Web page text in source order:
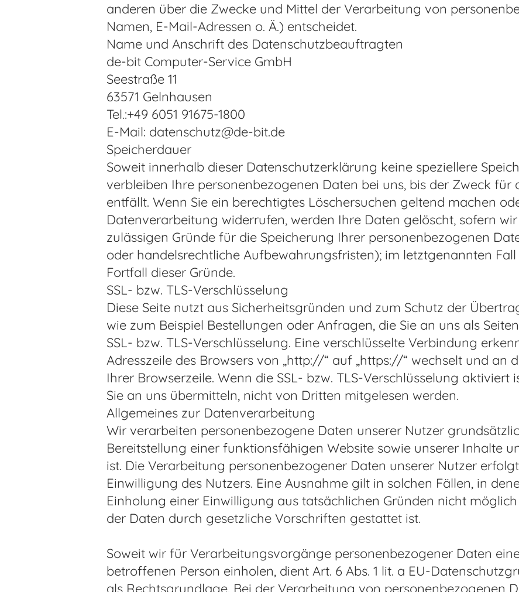
anderen über die Zwecke und Mittel der Verarbeitung von
Namen, E-Mail-Adressen o. Ä.) entscheidet.
Name und Anschrift des Datenschutzbeauftragten
de-bit Computer-Service GmbH
Seestraße 11
63571 Gelnhausen
Tel.:+49 6051 91675-1800
E-Mail: datenschutz@de-bit.de
Speicherdauer
Soweit innerhalb dieser Datenschutzerklärung keine speziellere
verbleiben Ihre personenbezogenen Daten bei uns, bis der Zweck für
entfällt. Wenn Sie ein berechtigtes Löschersuchen geltend machen
Datenverarbeitung widerrufen, werden Ihre Daten gelöscht, sofern
zulässigen Gründe für die Speicherung Ihrer personenbezogenen
oder handelsrechtliche Aufbewahrungsfristen); im letztgenannten
Fortfall dieser Gründe.
SSL- bzw. TLS-Verschlüsselung
Diese Seite nutzt aus Sicherheitsgründen und zum Schutz der
wie zum Beispiel Bestellungen oder Anfragen, die Sie an uns als
SSL- bzw. TLS-Verschlüsselung. Eine verschlüsselte Verbindung
Adresszeile des Browsers von „http://“ auf „https://“ wechselt und an
Ihrer Browserzeile. Wenn die SSL- bzw. TLS-Verschlüsselung aktiviert
Sie an uns übermitteln, nicht von Dritten mitgelesen werden.
Allgemeines zur Datenverarbeitung
Wir verarbeiten personenbezogene Daten unserer Nutzer
Bereitstellung einer funktionsfähigen Website sowie unserer Inhalte
ist. Die Verarbeitung personenbezogener Daten unserer Nutzer
Einwilligung des Nutzers. Eine Ausnahme gilt in solchen Fällen, in
Einholung einer Einwilligung aus tatsächlichen Gründen nicht
der Daten durch gesetzliche Vorschriften gestattet ist.
Soweit wir für Verarbeitungsvorgänge personenbezogener Daten
betroffenen Person einholen, dient Art. 6 Abs. 1 lit. a EU-
als Rechtsgrundlage. Bei der Verarbeitung von personenbezogenen